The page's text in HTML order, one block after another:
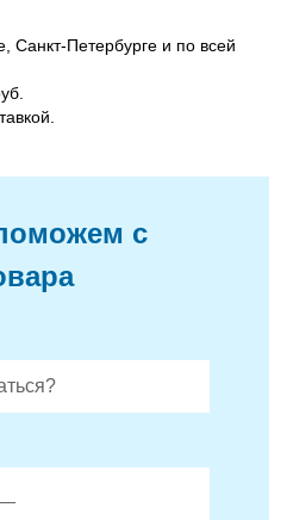
Санкт-Петербурге и по всей
с